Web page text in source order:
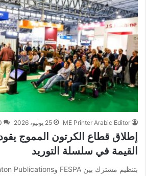
ME Printer Arabic Editor 25 يونيو، 2026
إطلاق قطاع الكرتون المموج
القيمة في سلسلة التوريد